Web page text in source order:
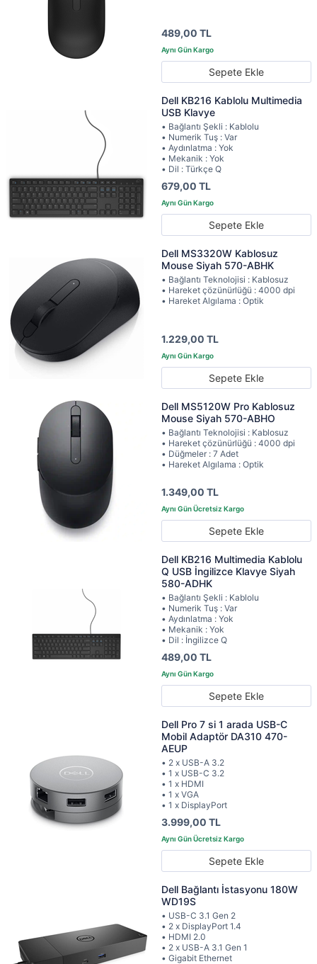
489,00 TL
Sepete Ekle
Dell KB216 Kablolu Multimedia
USB Klavye
• Bağlantı Şekli : Kablolu
• Numerik Tuş : Var
• Aydınlatma : Yok
• Mekanik : Yok
• Dil : Türkçe Q
679,00 TL
Sepete Ekle
Dell MS3320W Kablosuz
Mouse Siyah 570-ABHK
• Bağlantı Teknolojisi : Kablosuz
• Hareket çözünürlüğü : 4000 dpi
• Hareket Algılama : Optik
1.229,00 TL
Sepete Ekle
Dell MS5120W Pro Kablosuz
Mouse Siyah 570-ABHO
• Bağlantı Teknolojisi : Kablosuz
• Hareket çözünürlüğü : 4000 dpi
• Düğmeler : 7 Adet
• Hareket Algılama : Optik
1.349,00 TL
Sepete Ekle
Dell KB216 Multimedia Kablolu
Q USB İngilizce Klavye Siyah
580-ADHK
• Bağlantı Şekli : Kablolu
• Numerik Tuş : Var
• Aydınlatma : Yok
• Mekanik : Yok
• Dil : İngilizce Q
489,00 TL
Sepete Ekle
Dell Pro 7 si 1 arada USB-C
Mobil Adaptör DA310 470-
AEUP
• 2 x USB-A 3.2
• 1 x USB-C 3.2
• 1 x HDMI
• 1 x VGA
• 1 x DisplayPort
3.999,00 TL
Sepete Ekle
Dell Bağlantı İstasyonu 180W
WD19S
• USB-C 3.1 Gen 2
• 2 x DisplayPort 1.4
• HDMI 2.0
• 2 x USB-A 3.1 Gen 1
• Gigabit Ethernet